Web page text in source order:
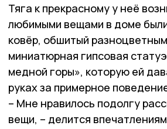
Тяга к прекрасному у неё
любимыми вещами в доме
ковёр, обшитый
миниатюрная гипсовая
медной горы», которую ей
руках за примерное
– Мне нравилось подолгу
вещи, – делится